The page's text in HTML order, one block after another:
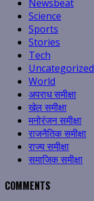
Newsbeat
Science
Sports
Stories
Tech
Uncategorized
World
अपराध समीक्षा
खेल समीक्षा
मनोरंजन समीक्षा
राजनैतिक समीक्षा
राज्य समीक्षा
समाजिक समीक्षा
COMMENTS